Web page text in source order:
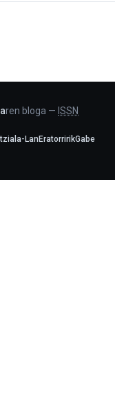
ren bloga — ISSN
LanEratorririkGabe